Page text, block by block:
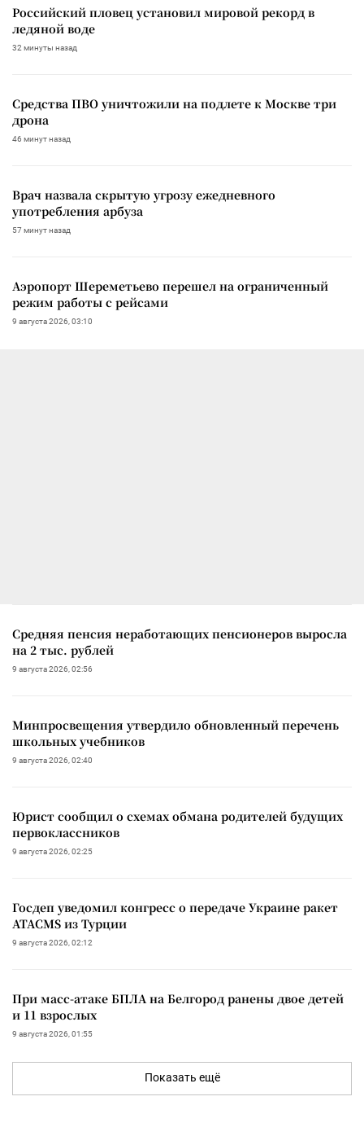
Российский пловец установил мировой рекорд в
ледяной воде
32 минуты назад
Средства ПВО уничтожили на подлете к Москве три
дрона
46 минут назад
Врач назвала скрытую угрозу ежедневного
употребления арбуза
57 минут назад
Аэропорт Шереметьево перешел на ограниченный
режим работы с рейсами
9 августа 2026, 03:10
Средняя пенсия неработающих пенсионеров выросла
на 2 тыс. рублей
9 августа 2026, 02:56
Минпросвещения утвердило обновленный перечень
школьных учебников
9 августа 2026, 02:40
Юрист сообщил о схемах обмана родителей будущих
первоклассников
9 августа 2026, 02:25
Госдеп уведомил конгресс о передаче Украине ракет
ATACMS из Турции
9 августа 2026, 02:12
При масс-атаке БПЛА на Белгород ранены двое детей
и 11 взрослых
9 августа 2026, 01:55
Показать ещё